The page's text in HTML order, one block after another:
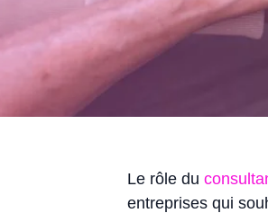
Le rôle du
entreprises qui